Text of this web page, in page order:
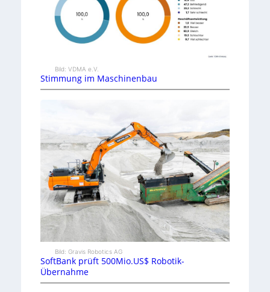
Bild: VDMA e.V.
Stimmung im Maschinenbau
Bild: Gravis Robotics AG
SoftBank prüft 500Mio.US$ Robotik-
Übernahme